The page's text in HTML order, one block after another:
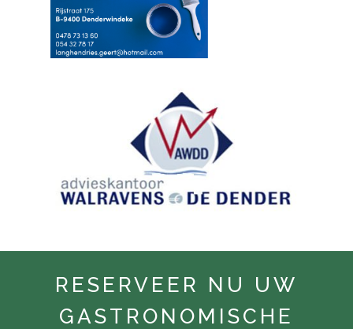
RESERVEER NU UW
GASTRONOMISCHE